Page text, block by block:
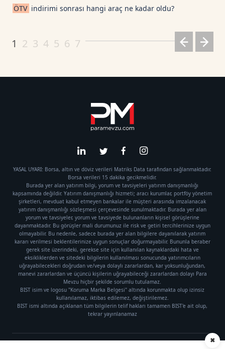
✖
ÖTV indirimi sonrası hangi araç ne kadar oldu?
1 2 3 4 5 6 7
YASAL UYARI: Borsa, altın ve döviz verileri Matriks Data tarafından sağlanmaktadır.
Borsa verileri 15 dakika gecikmelidir.
Burada yer alan yatırım bilgi, yorum ve tavsiyeleri yatırım danışmanlığı
kapsamında değildir. Yatırım danışmanlığı hizmeti; aracı kurumlar, portföy yönetim
şirketleri, mevduat kabul etmeyen bankalar ile müşteri arasında imzalanacak
yatırım danışmanlığı sözleşmesi çerçevesinde sunulmaktadır. Burada yer alan
yorum ve tavsiyeler, yorum ve tavsiyede bulunanların kişisel görüşlerine
dayanmaktadır. Bu görüşler mali durumunuz ile risk ve getiri tercihlerinize uygun
olmayabilir. Bu nedenle, sadece burada yer alan bilgilere dayanılarak yatırım
kararı verilmesi beklentilerinize uygun sonuçlar doğurmayabilir. Bununla beraber
gerek site üzerindeki, gerekse site için kullanılan kaynaklardaki hata ve
eksikliklerden ve sitedeki bilgilerin kullanılması sonucunda yatırımcıların
uğrayabilecekleri doğrudan ve/veya dolaylı zararlardan, kar yoksunluğundan,
manevi zararlardan ve üçüncü kişilerin uğrayabileceği zararlardan dolayı Para
Mevzu hiçbir şekilde sorumlu tutulamaz.
BIST isim ve logosu "Koruma Marka Belgesi" altında korunmakta olup izinsiz
kullanılamaz, iktibas edilemez, değiştirilemez.
BIST ismi altında açıklanan tüm bilgilerin telif hakları tamamen BIST'e ait olup,
tekrar yayınlanamaz